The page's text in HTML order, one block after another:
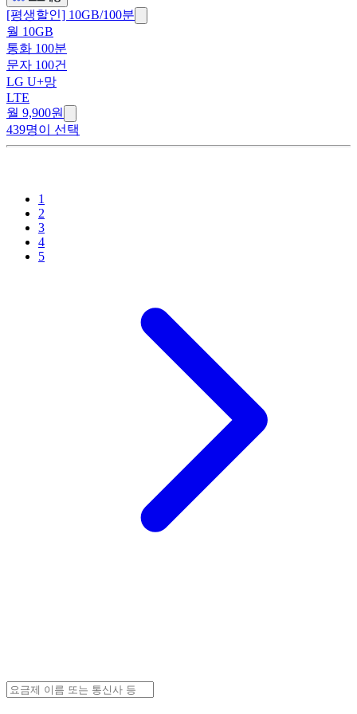
[평생할인] 10GB/100분
월 10GB
통화 100분
문자 100건
LG U+망
LTE
월 9,900원
439명이 선택
1
2
3
4
5